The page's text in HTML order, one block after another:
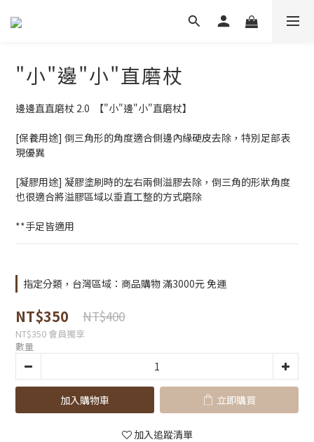
"小"邊"小"直磨杖
邊邊直直磨杖 2.0  【"小"邊"小"直磨杖】
[保養用途] 倒三角形的角度適合側邊內緣硬皮去除，特別足部表
現優異
[凝膠用途] 凝膠塗刷時的左右兩側溢膠去除，倒三角的形狀角度
也很適合將溢膠區域以垂直工整的方式磨除
**手足皆適用
指定分類，台灣區域：商品購物 滿3000元 免運
NT$350 NT$400
NT$350 會員獨享
數量
加入購物車 立即購買
加入追蹤清單